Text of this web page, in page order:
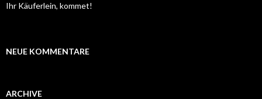
Ihr Käuferlein, kommet!
NEUE KOMMENTARE
ARCHIVE